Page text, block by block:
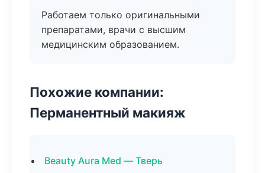
Работаем только оригинальными
препаратами, врачи с высшим
медицинским образованием.
Похожие компании:
Перманентный макияж
Beauty Aura Med — Тверь